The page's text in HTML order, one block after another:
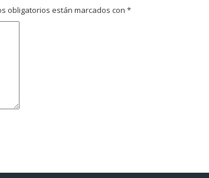
obligatorios están marcados con*